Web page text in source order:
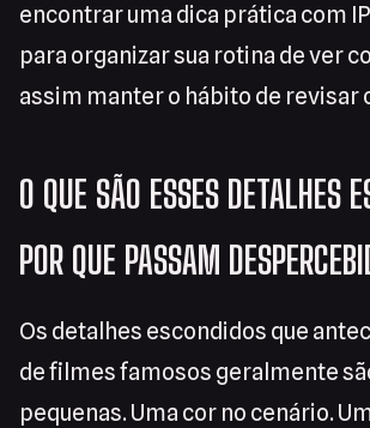
encontrar uma dica prática com
para organizar sua rotina de ver
assim manter o hábito de revisar
O QUE SÃO ESSES DETALHES
POR QUE PASSAM
Os detalhes escondidos que
de filmes famosos geralmente
pequenas. Uma cor no cenário.